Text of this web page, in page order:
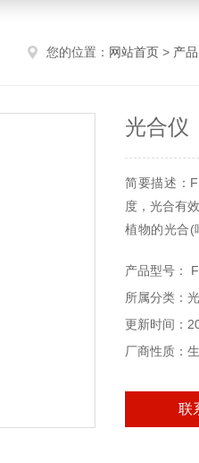
您的位置： 网站首页 > 产
光合仪
简要描述：
度，光合有
植物的光合(
可以单独作
产品型号：
所属分类：
更新时间：
厂商性质：
联